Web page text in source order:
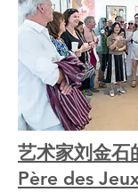
艺术家刘金石
Père des